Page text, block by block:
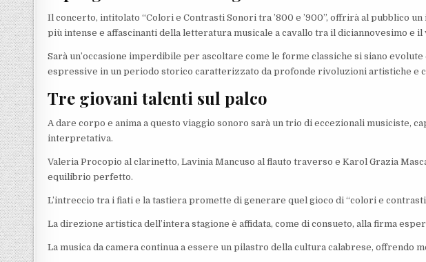
Il concerto, intitolato “Colori e Contrasti Sonori tra ’800 e ’900”, offrirà al pubblico
più intense e affascinanti della letteratura musicale a cavallo tra il diciannovesimo e il
Sarà un’occasione imperdibile per ascoltare come le forme classiche si siano
espressive in un periodo storico caratterizzato da profonde rivoluzioni artistiche e
Tre giovani talenti sul palco
A dare corpo e anima a questo viaggio sonoro sarà un trio di eccezionali musiciste,
interpretativa.
Valeria Procopio al clarinetto, Lavinia Mancuso al flauto traverso e Karol Grazia
equilibrio perfetto.
L’intreccio tra i fiati e la tastiera promette di generare quel gioco di “colori e
La direzione artistica dell’intera stagione è affidata, come di consueto, alla firma
La musica da camera continua a essere un pilastro della cultura calabrese, offrendo